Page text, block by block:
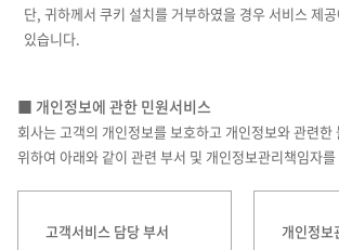
단, 귀하께서 쿠키 설치를 거부하였을 경우 서비스 제
있습니다.
■ 개인정보에 관한 민원서비스
회사는 고객의 개인정보를 보호하고 개인정보와 관련한
위하여 아래와 같이 관련 부서 및 개인정보관리책임자
고객서비스 담당 부서
개인정보